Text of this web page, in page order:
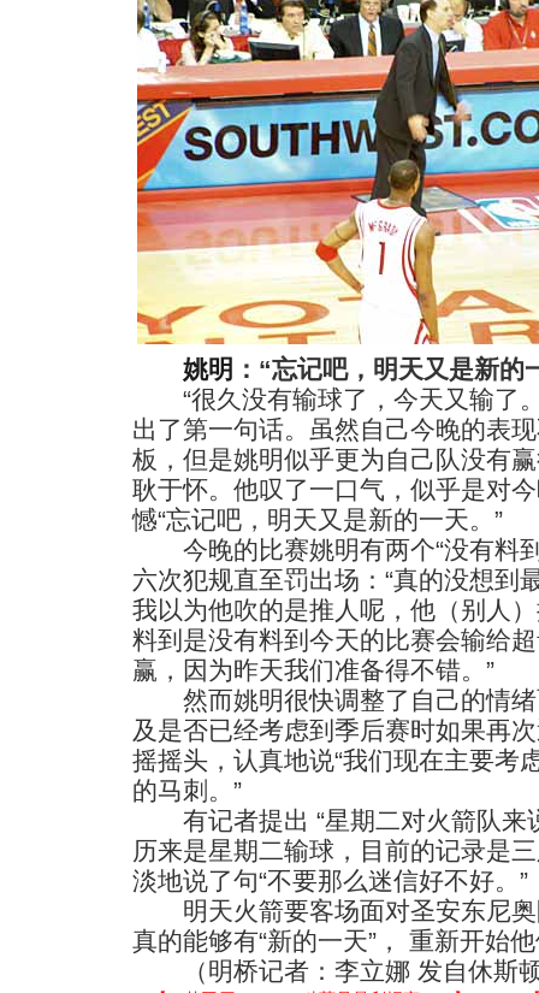
姚明 ：“忘记吧，明天又是新的
“很久没有输球了，今天又输了
出了第一句话。虽然自己今晚的表
板，但是姚明似乎更为自己队没有
耿于怀。他叹了一口气，似乎是对
憾“忘记吧，明天又是新的一天。”
今晚的比赛姚明有两个“没有料
六次犯规直至罚出场：“真的没想到
我以为他吹的是推人呢，他（别人
料到是没有料到今天的比赛会输给
赢，因为昨天我们准备得不错。”
然而姚明很快调整了自己的情绪
及是否已经考虑到季后赛时如果再
摇摇头，认真地说“我们现在主要考
的马刺。”
有记者提出 “星期二对火箭队来
历来是星期二输球，目前的记录是
淡地说了句“不要那么迷信好不好。”
明天火箭要客场面对圣安东尼奥
真的能够有“新的一天”， 重新开始
（明桥记者：李立娜 发自休斯